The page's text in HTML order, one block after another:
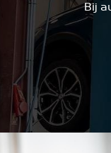
Bij